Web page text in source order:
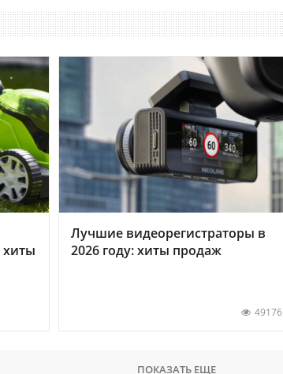
хиты
Лучшие видеорегистраторы в
2026 году: хиты продаж
49176
ПОКАЗАТЬ ЕЩЕ